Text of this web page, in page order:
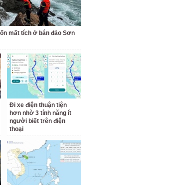
mất tích ở bán đảo Sơn
Đi xe điện thuận tiện
hơn nhờ 3 tính năng ít
người biết trên điện
thoại